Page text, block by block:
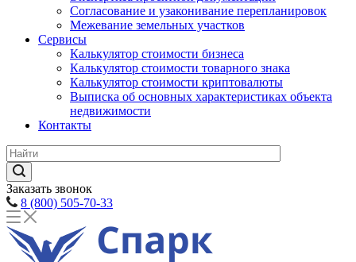
Согласование и узаконивание перепланировок
Межевание земельных участков
Сервисы
Калькулятор стоимости бизнеса
Калькулятор стоимости товарного знака
Калькулятор стоимости криптовалюты
Выписка об основных характеристиках объекта
недвижимости
Контакты
Заказать звонок
8 (800) 505-70-33